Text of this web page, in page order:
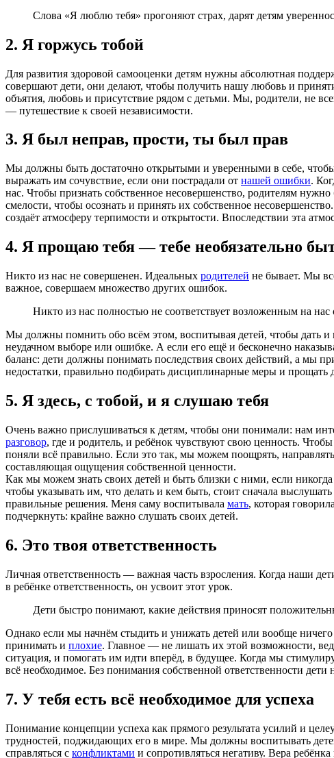
Слова «Я люблю тебя» прогоняют страх, дарят детям
2. Я горжусь тобой
Для развития здоровой самооценки детям нужны абсолютная
совершают дети, они делают, чтобы получить нашу любовь и
объятия, любовь и присутствие рядом с детьми. Мы, родители, не
— путешествие к своей независимости.
3. Я был неправ, прости, ты был прав
Мы должны быть достаточно открытыми и уверенными в себе,
выражать им сочувствие, если они пострадали от нашей ошибки.
нас. Чтобы признать собственное несовершенство, родителям
смелости, чтобы осознать и принять их собственное
создаёт атмосферу терпимости и открытости. Впоследствии эта
4. Я прощаю тебя — тебе необязательно
Никто из нас не совершенен. Идеальных родителей не бывает. Мы
важное, совершаем множество других ошибок.
Никто из нас полностью не соответствует возложенным на
Мы должны помнить обо всём этом, воспитывая детей, чтобы дать
неудачном выборе или ошибке. А если его ещё и бесконечно
баланс: дети должны понимать последствия своих действий, а мы
недостатки, правильно подбирать дисциплинарные меры и прощать
5. Я здесь, с тобой, и я слушаю тебя
Очень важно прислушиваться к детям, чтобы они понимали: нам
разговор, где и родитель, и ребёнок чувствуют свою ценность.
поняли всё правильно. Если это так, мы можем поощрять,
составляющая ощущения собственной ценности.
Как мы можем знать своих детей и быть близки с ними, если
чтобы указывать им, что делать и кем быть, стоит сначала
правильные решения. Меня саму воспитывала мать, которая
подчеркнуть: крайне важно слушать своих детей.
6. Это твоя ответственность
Личная ответственность — важная часть взросления. Когда наши
в ребёнке ответственность, он усвоит этот урок.
Дети быстро понимают, какие действия приносят
Однако если мы начнём стыдить и унижать детей или вообще
принимать и плохие. Главное — не лишать их этой возможности,
ситуация, и помогать им идти вперёд, в будущее. Когда мы
всё необходимое. Без понимания собственной ответственности
7. У тебя есть всё необходимое для успеха
Понимание концепции успеха как прямого результата усилий и
трудностей, поджидающих его в мире. Мы должны воспитывать
справляться с конфликтами и сопротивляться негативу. Вера